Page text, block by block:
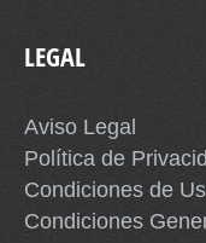
LEGAL
Aviso Legal
Política de
Condiciones de
Condiciones